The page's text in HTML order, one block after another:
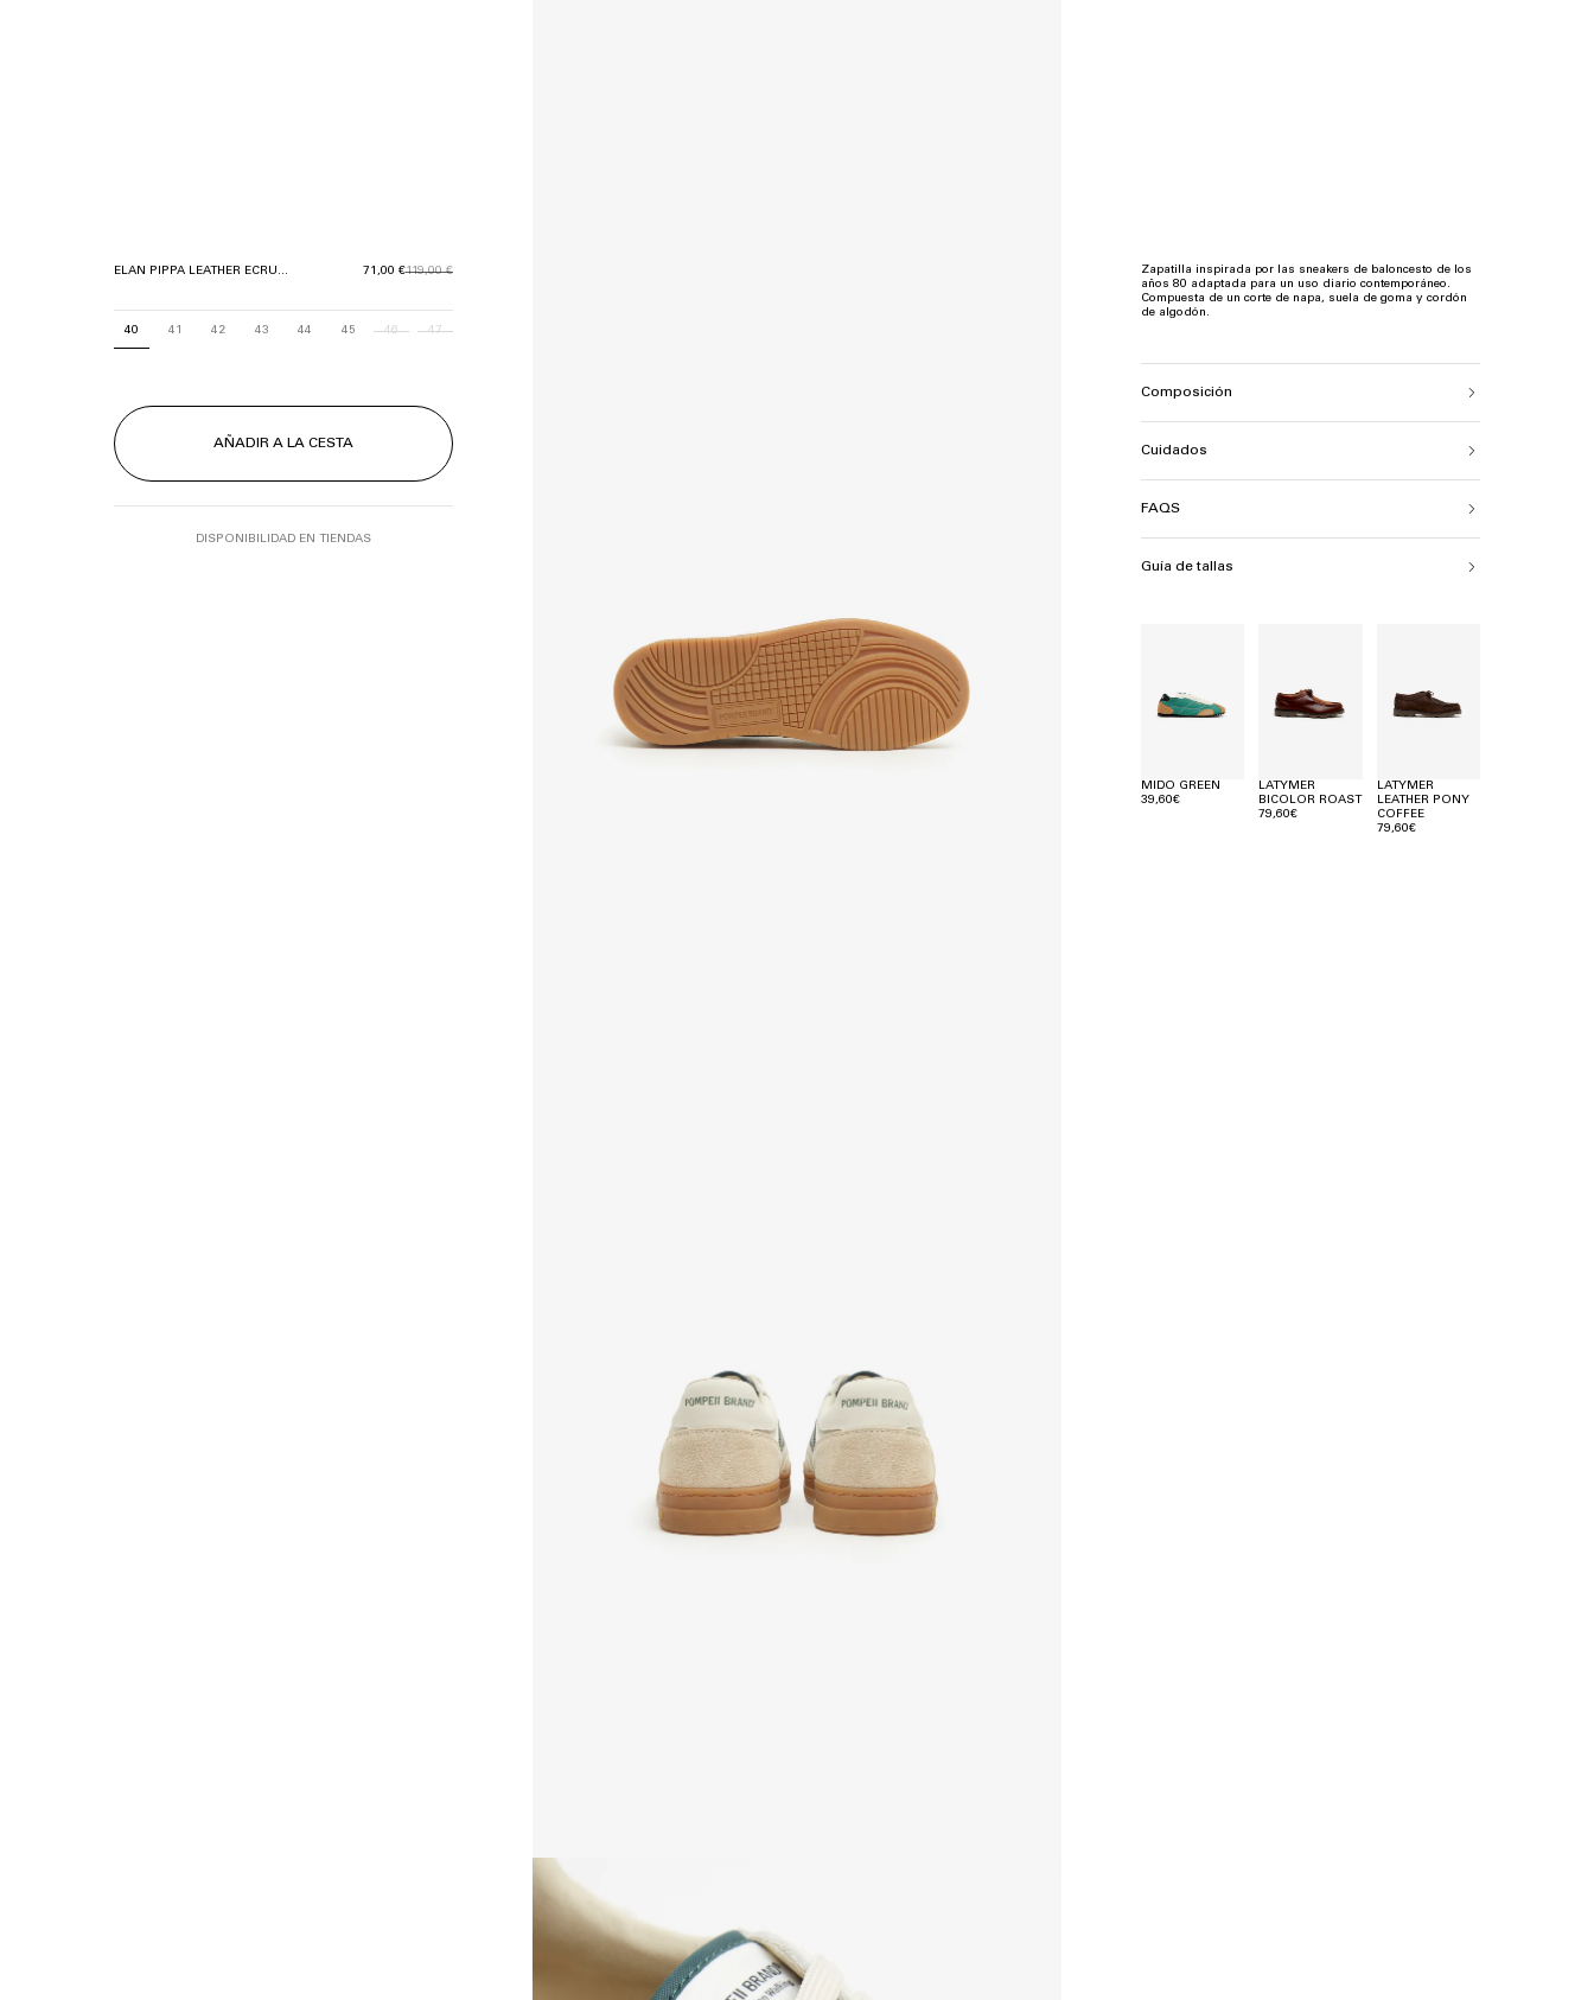
ELAN PIPPA LEATHER ECRU JASPER GUM 71,00 €119,00 €
40 41 42 43 44 45 46 47
AÑADIR A LA CESTA
DISPONIBILIDAD EN TIENDAS
Zapatilla inspirada por las sneakers de baloncesto de los
años 80 adaptada para un uso diario contemporáneo.
Compuesta de un corte de napa, suela de goma y cordón
de algodón.
Composición
Cuidados
FAQS
Guía de tallas
MIDO GREEN
39,60€
LATYMER
BICOLOR ROAST
79,60€
LATYMER
LEATHER PONY
COFFEE
79,60€